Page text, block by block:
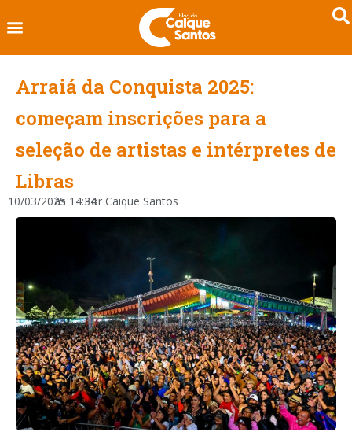
Arraiá da Conquista 2025:
começam inscrições para a
seleção de artistas e intérpretes de
Libras
10/03/2025
às 14:34
Por Caique Santos